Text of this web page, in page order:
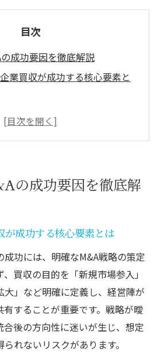
目次
成功要因を徹底解説
業買収が成功する核心要素と
に求められるリスク管理の
買収企業と被買収企業の共通
ーM&Aで生まれる成長の仕組
長戦略で注目される理由
場開拓で果たす成長戦略の役割
で拡大する競争力とメリット
通する海外M&A活用のポイン
の成功要因を徹底解
成功する核心要素とは
功には、明確なM&A戦略の策定
買収の目的を「新規市場参入」
大」など明確に定義し、経営陣が
することが重要です。戦略が曖
合後の方向性に迷いが生じ、想定
れないリスクがあります。